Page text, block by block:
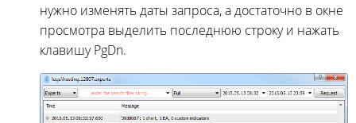
нужно изменять даты запроса, а достаточно в окне
просмотра выделить последнюю строку и нажать
клавишу PgDn.